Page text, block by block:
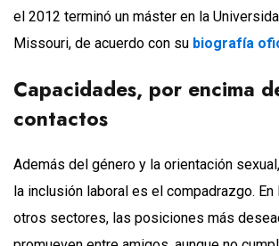
el 2012 terminó un máster en la
Missouri, de acuerdo con su biografía
Capacidades, por encima
contactos
Además del género y la orientación
la inclusión laboral es el compadrazgo. En
otros sectores, las posiciones más